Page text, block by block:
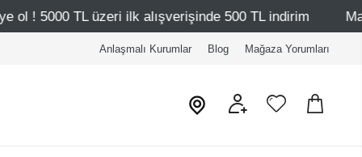
ilk alışverişinde 500 TL indirim Mağazalarımız –
Anlaşmalı Kurumlar Blog Mağaza Yorumları